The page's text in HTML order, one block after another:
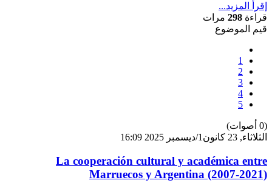
إقرأ المزيد...
قراءة 298 مرات
قيم الموضوع
1
2
3
4
5
(0 أصوات)
الثلاثاء, 23 كانون1/ديسمبر 2025 16:09
La cooperación cultural y académica entre
Marruecos y Argentina (2007-2021)